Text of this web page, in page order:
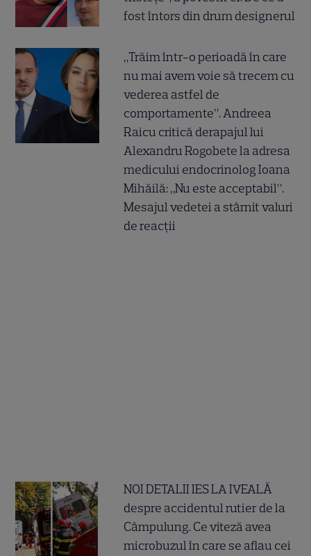
fost întors din drum designerul
„Trăim într-o perioadă în care
nu mai avem voie să trecem cu
vederea astfel de
comportamente”. Andreea
Raicu critică derapajul lui
Alexandru Rogobete la adresa
medicului endocrinolog Ioana
Mihăilă: „Nu este acceptabil”.
Mesajul vedetei a stârnit valuri
de reacții
NOI DETALII IES LA IVEALĂ
despre accidentul rutier de la
Câmpulung. Ce viteză avea
microbuzul în care se aflau cei